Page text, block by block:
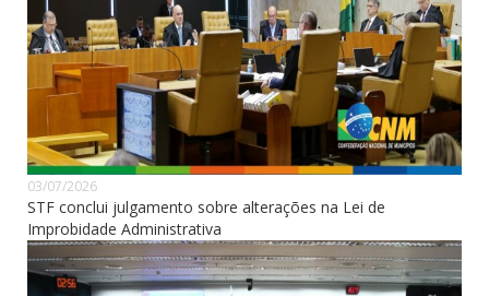
03/07/2026
STF conclui julgamento sobre alterações na Lei de
Improbidade Administrativa